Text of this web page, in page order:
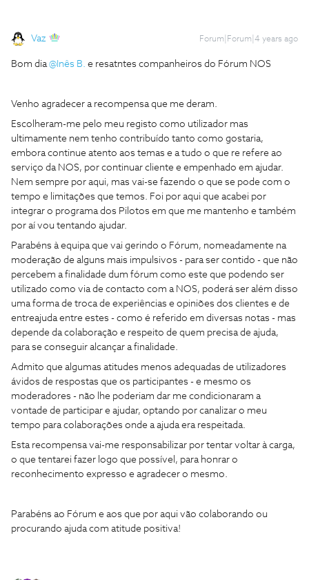
Vaz Forum|Forum|4 years ago
Bom dia@Inês B. e resatntes companheiros do Fórum NOS
Venho agradecer a recompensa que me deram.
Escolheram-me pelo meu registo como utilizador mas
ultimamente nem tenho contribuído tanto como gostaria,
embora continue atento aos temas e a tudo o que re refere ao
serviço da NOS, por continuar cliente e empenhado em ajudar.
Nem sempre por aqui, mas vai-se fazendo o que se pode com o
tempo e limitações que temos. Foi por aqui que acabei por
integrar o programa dos Pilotos em que me mantenho e também
por aí vou tentando ajudar.
Parabéns à equipa que vai gerindo o Fórum, nomeadamente na
moderação de alguns mais impulsivos - para ser contido - que não
percebem a finalidade dum fórum como este que podendo ser
utilizado como via de contacto com a NOS, poderá ser além disso
uma forma de troca de experiências e opiniões dos clientes e de
entreajuda entre estes - como é referido em diversas notas - mas
depende da colaboração e respeito de quem precisa de ajuda,
para se conseguir alcançar a finalidade.
Admito que algumas atitudes menos adequadas de utilizadores
ávidos de respostas que os participantes - e mesmo os
moderadores - não lhe poderiam dar me condicionaram a
vontade de participar e ajudar, optando por canalizar o meu
tempo para colaborações onde a ajuda era respeitada.
Esta recompensa vai-me responsabilizar por tentar voltar à carga,
o que tentarei fazer logo que possível, para honrar o
reconhecimento expresso e agradecer o mesmo.
Parabéns ao Fórum e aos que por aqui vão colaborando ou
procurando ajuda com atitude positiva!